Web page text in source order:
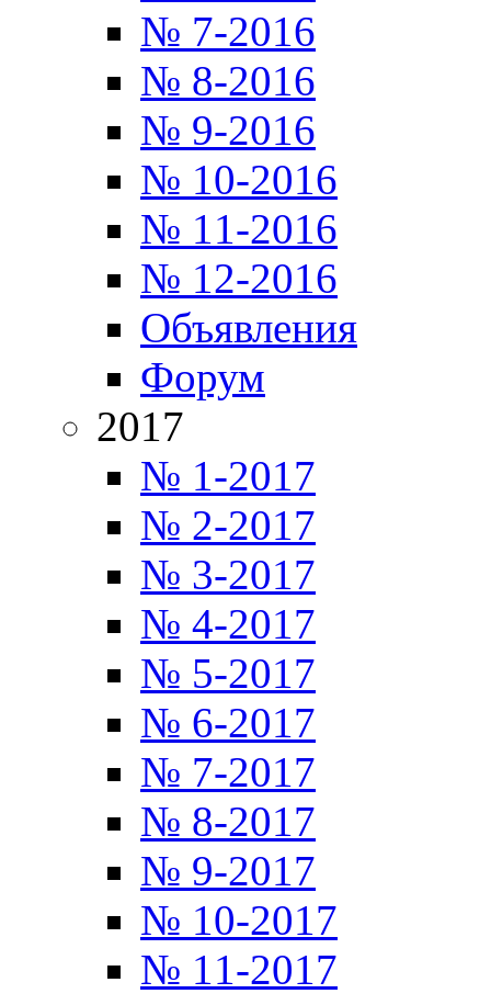
№ 7-2016
№ 8-2016
№ 9-2016
№ 10-2016
№ 11-2016
№ 12-2016
Объявления
Форум
2017
№ 1-2017
№ 2-2017
№ 3-2017
№ 4-2017
№ 5-2017
№ 6-2017
№ 7-2017
№ 8-2017
№ 9-2017
№ 10-2017
№ 11-2017